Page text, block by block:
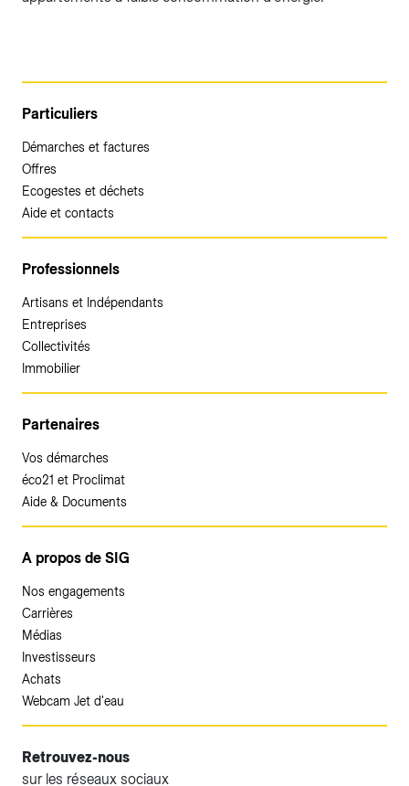
Particuliers
Démarches et factures
Offres
Ecogestes et déchets
Aide et contacts
Professionnels
Artisans et Indépendants
Entreprises
Collectivités
Immobilier
Partenaires
Vos démarches
éco21 et Proclimat
Aide & Documents
A propos de SIG
Nos engagements
Carrières
Médias
Investisseurs
Achats
Webcam Jet d'eau
Retrouvez-nous
sur les réseaux sociaux